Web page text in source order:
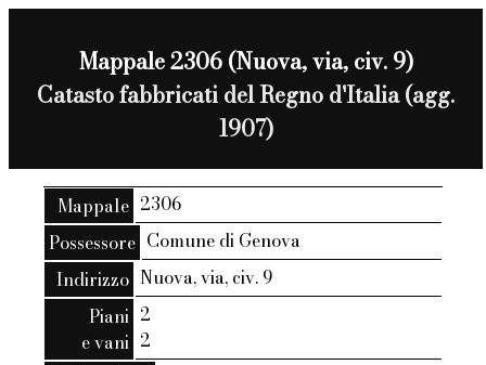
Mappale 2306 (Nuova, via, civ. 9)
Catasto fabbricati del Regno d'Italia (agg.
1907)
Mappale 2306
Possessore Comune di Genova
Indirizzo Nuova, via, civ. 9
Piani
e vani
2
2